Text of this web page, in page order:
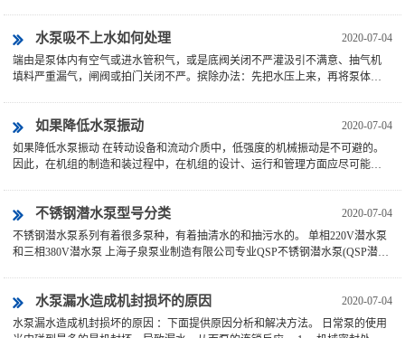
2020-07-04
水泵吸不上水如何处理
端由是泵体内有空气或进水管积气，或是底阀关闭不严灌汲引不满意、抽气机
填料严重漏气，闸阀或拍门关闭不严。摈除办法：先把水压上来，再将泵体注
2020-07-04
如果降低水泵振动
如果降低水泵振动 在转动设备和流动介质中，低强度的机械振动是不可避的。
因此，在机组的制造和装过程中，在机组的设计、运行和管理方面应尽可能避
2020-07-04
不锈钢潜水泵型号分类
不锈钢潜水泵系列有着很多泵种，有着抽清水的和抽污水的。 单相220V潜水泵
和三相380V潜水泵 上海子泉泵业制造有限公司专业QSP不锈钢潜水泵(QSP潜水
2020-07-04
水泵漏水造成机封损坏的原因
水泵漏水造成机封损坏的原因 ：下面提供原因分析和解决方法。 日常泵的使用